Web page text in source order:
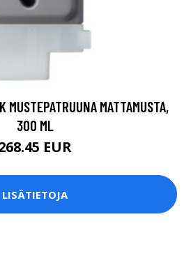
MATTAMUSTA,
300 ML
EUR
LISÄTIETOJA